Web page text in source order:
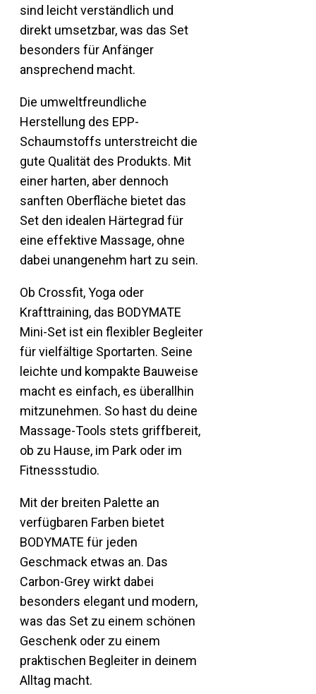
sind leicht verständlich und
direkt umsetzbar, was das Set
besonders für Anfänger
ansprechend macht.
Die umweltfreundliche
Herstellung des EPP-
Schaumstoffs unterstreicht die
gute Qualität des Produkts. Mit
einer harten, aber dennoch
sanften Oberfläche bietet das
Set den idealen Härtegrad für
eine effektive Massage, ohne
dabei unangenehm hart zu sein.
Ob Crossfit, Yoga oder
Krafttraining, das BODYMATE
Mini-Set ist ein flexibler Begleiter
für vielfältige Sportarten. Seine
leichte und kompakte Bauweise
macht es einfach, es überallhin
mitzunehmen. So hast du deine
Massage-Tools stets griffbereit,
ob zu Hause, im Park oder im
Fitnessstudio.
Mit der breiten Palette an
verfügbaren Farben bietet
BODYMATE für jeden
Geschmack etwas an. Das
Carbon-Grey wirkt dabei
besonders elegant und modern,
was das Set zu einem schönen
Geschenk oder zu einem
praktischen Begleiter in deinem
Alltag macht.